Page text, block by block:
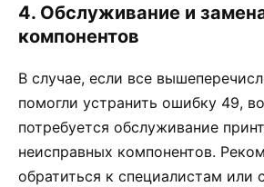
4. Обслуживание и
компонентов
В случае, если все
помогли устранить ошибку 49,
потребуется обслуживание
неисправных компонентов.
обратиться к специалистам или